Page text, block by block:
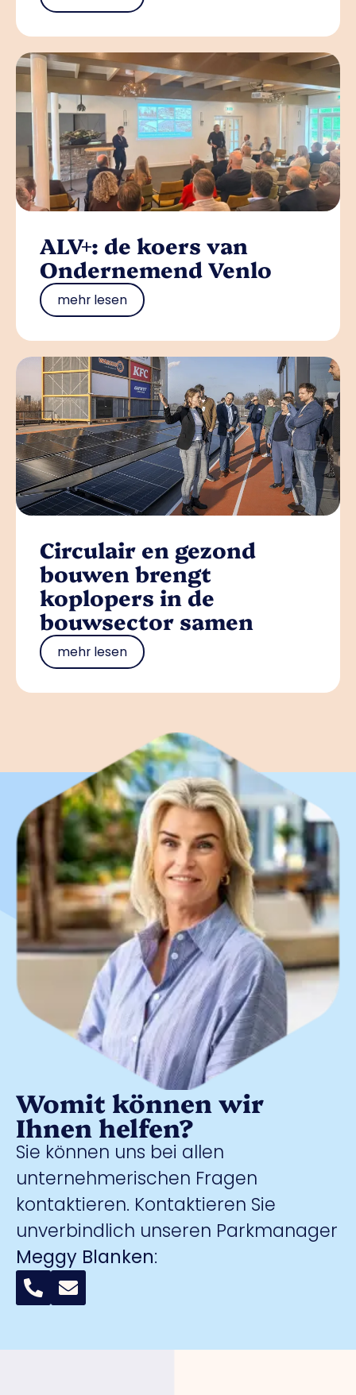
ALV+: de koers van
Ondernemend Venlo
mehr lesen
Circulair en gezond
bouwen brengt
koplopers in de
bouwsector samen
mehr lesen
Womit können wir
Ihnen helfen?
Sie können uns bei allen
unternehmerischen Fragen
kontaktieren. Kontaktieren Sie
unverbindlich unseren Parkmanager
Meggy Blanken: